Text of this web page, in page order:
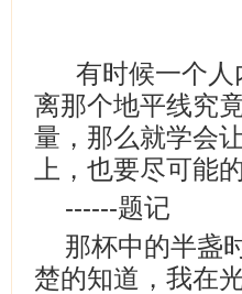
有时候一个
离那个地平线究
量，那么就学会
上，也要尽可能
------题记
那杯中的半盏
楚的知道，我在